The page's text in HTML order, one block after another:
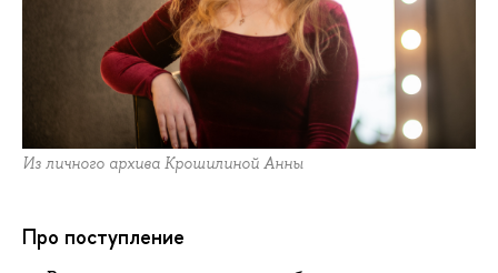
Из личного архива Крошилиной Анны
Про поступление